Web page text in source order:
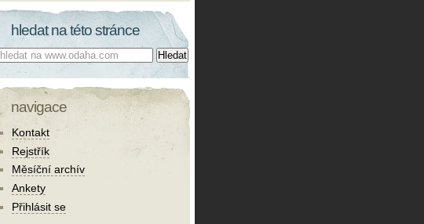
hledat na této stránce
Co hledat:
navigace
Kontakt
Rejstřík
Měsíční archív
Ankety
Přihlásit se